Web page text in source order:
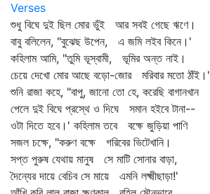
Verses
শুধু বিঘে দুই ছিল মোর ভুঁই আর সবই গেছে ঋণে।
বাবু বলিলেন, "বুঝেছ উপেন, এ জমি লইব কিনে।'
কহিলাম আমি, "তুমি ভূস্বামী, ভূমির অন্ত নাই।
চেয়ে দেখো মোর আছে বড়ো-জোর মরিবার মতো ঠাঁই।'
শুনি রাজা কহে, "বাপু, জানো তো হে, করেছি বাগানখান
পেলে দুই বিঘে প্রস্থে ও দিঘে সমান হইবে টানা--
ওটা দিতে হবে।' কহিলাম তবে বক্ষে জুড়িয়া পাণি
সজল চক্ষে, "করুণ বক্ষে গরিবের ভিটেখানি।
সপ্ত পুরুষ যেথায় মানুষ সে মাটি সোনার বাড়া,
দৈন্যের দায়ে বেচিব সে মায়ে এমনি লক্ষ্মীছাড়া!'